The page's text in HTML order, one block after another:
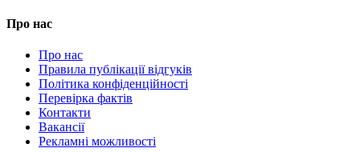
Про нас
Про нас
Правила публікації відгуків
Політика конфіденційності
Перевірка фактів
Контакти
Вакансії
Рекламні можливості